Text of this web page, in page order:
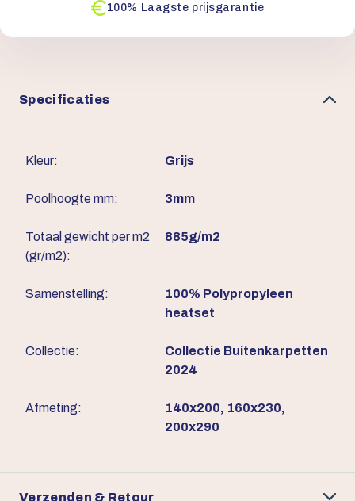
100% Laagste prijsgarantie
Specificaties
Kleur: Grijs
Poolhoogte mm: 3mm
Totaal gewicht per m2
(gr/m2):
885g/m2
Samenstelling:
100% Polypropyleen
heatset
Collectie:
Collectie Buitenkarpetten
2024
Afmeting:
140x200, 160x230,
200x290
Verzenden & Retour